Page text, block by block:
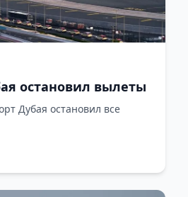
остановил вылеты
Дубая остановил все